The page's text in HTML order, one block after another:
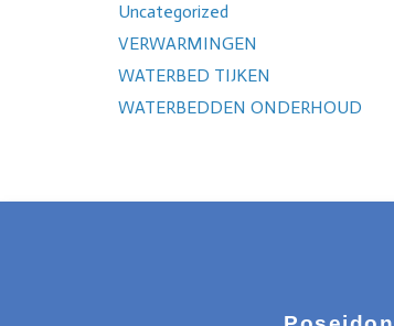
Uncategorized
VERWARMINGEN
WATERBED TIJKEN
WATERBEDDEN ONDERHOUD